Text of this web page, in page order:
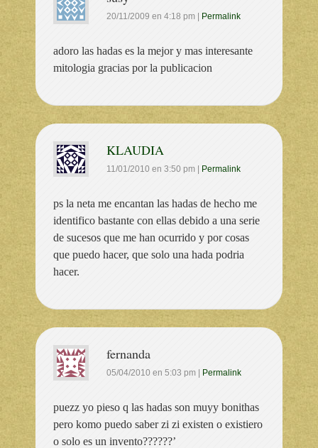
20/11/2009 en 4:18 pm Permalink
adoro las hadas es la mejor y mas interesante
mitologia gracias por la publicacion
KLAUDIA
11/01/2010 en 3:50 pm Permalink
ps la neta me encantan las hadas de hecho me
identifico bastante con ellas debido a una serie
de sucesos que me han ocurrido y por cosas
que puedo hacer, que solo una hada podria
hacer.
fernanda
05/04/2010 en 5:03 pm Permalink
puezz yo pieso q las hadas son muyy bonithas
pero komo puedo saber zi zi existen o existiero
o solo es un invento??????’